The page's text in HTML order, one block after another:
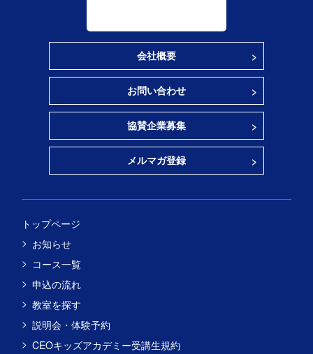
会社概要
お問い合わせ
協賛企業募集
メルマガ登録
トップページ
お知らせ
コース一覧
申込の流れ
教室を探す
説明会・体験予約
CEOキッズアカデミー受講生規約